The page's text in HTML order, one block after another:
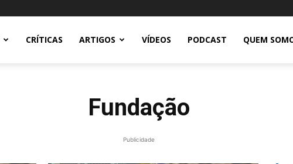
CRÍTICAS ARTIGOS VÍDEOS PODCAST QUEM
Fundação
Publicidade